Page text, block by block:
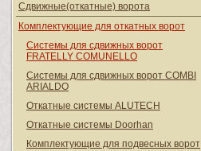
Сдвижные(откатные) ворота
Комплектующие для откатных ворот
Системы для сдвижных ворот
FRATELLY COMUNELLO
Системы для сдвижных ворот COMBI
ARIALDO
Откатные системы ALUTECH
Откатные системы Doorhan
Комплектующие для подвесных ворот